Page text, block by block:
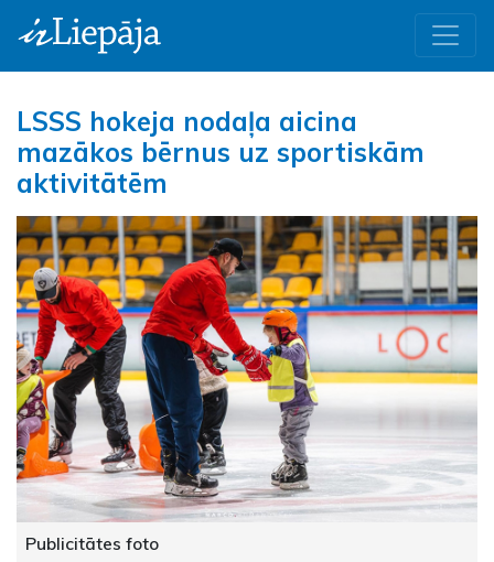
LSSS hokeja nodaļa aicina
mazākos bērnus uz sportiskām
aktivitātēm
Publicitātes foto